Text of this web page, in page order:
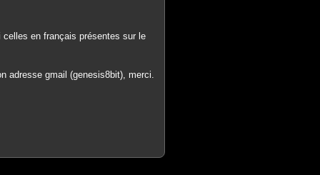
en français présentes sur le
adresse gmail (genesis8bit), merci.